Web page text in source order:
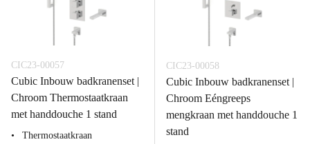
CIC23-00057
Cubic Inbouw badkranenset |
Chroom Thermostaatkraan
met handdouche 1 stand
Thermostaatkraan
CIC23-00058
Cubic Inbouw badkranenset |
Chroom Eéngreeps
mengkraan met handdouche 1
stand